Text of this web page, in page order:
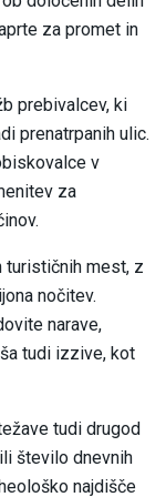
za promet in
prebivalcev, ki
prenatrpanih ulic.
v
za
turističnih mest, z
nočitev.
narave,
tudi izzive, kot
tudi drugod
število dnevnih
najdišče